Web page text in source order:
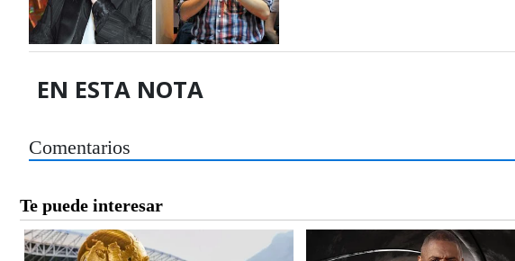
EN ESTA NOTA
Comentarios